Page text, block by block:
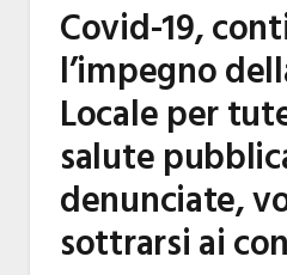
Covid-19,
l’impegno
Locale per
salute
denunciate,
sottrarsi ai